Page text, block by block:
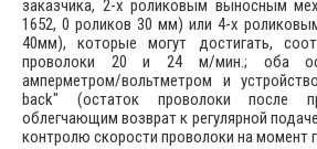
заказчика, 2-х роликовым выносным
1652, 0 роликов 30 мм) или 4-х
40мм), которые могут достигать,
проволоки 20 и 24 м/мин.; оба
амперметром/вольтметром и
back" (остаток проволоки после
облегчающим возврат к регулярной
контролю скорости проволоки на момент